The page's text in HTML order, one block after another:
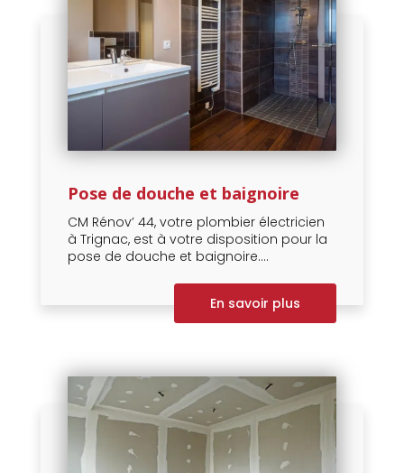
Pose de douche et baignoire
CM Rénov’ 44, votre plombier électricien
à Trignac, est à votre disposition pour la
pose de douche et baignoire....
En savoir plus